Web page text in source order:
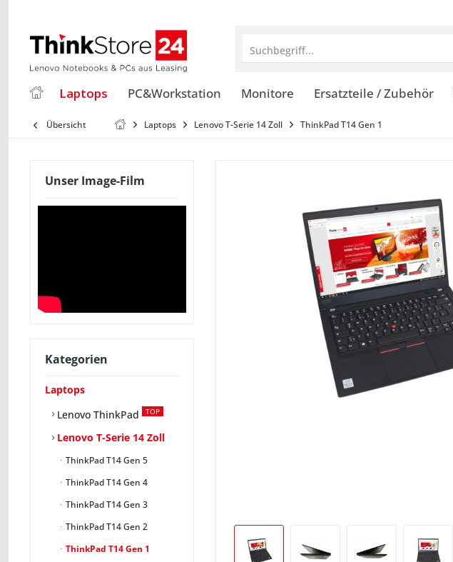
Suchbegriff...
Laptops PC&Workstation Monitore Ersatzteile / Zubehör
Übersicht Laptops Lenovo T-Serie 14 Zoll ThinkPad T14 Gen 1
Unser Image-Film
Kategorien
Laptops
Lenovo ThinkPad
TOP
Lenovo T-Serie 14 Zoll
ThinkPad T14 Gen 5
ThinkPad T14 Gen 4
ThinkPad T14 Gen 3
ThinkPad T14 Gen 2
ThinkPad T14 Gen 1